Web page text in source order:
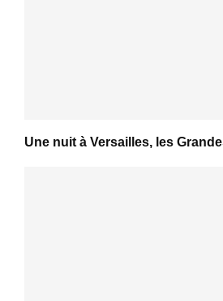
Une nuit à Versailles, les